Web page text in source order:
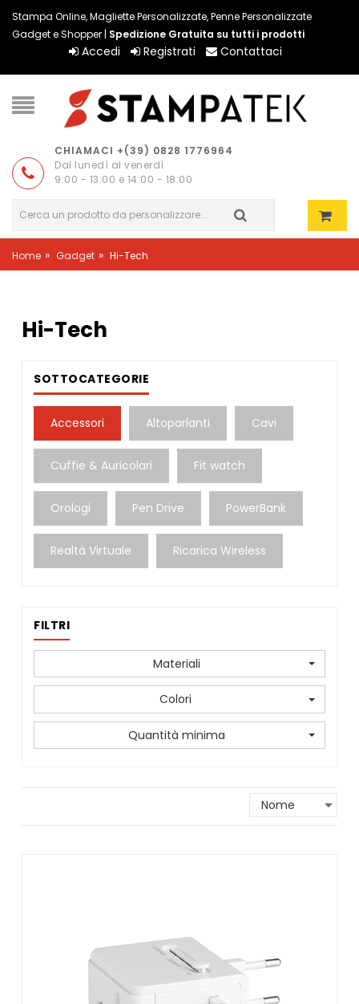
Stampa Online, Magliette Personalizzate, Penne Personalizzate
Gadget e Shopper | Spedizione Gratuita su tutti i prodotti
Accedi Registrati Contattaci
CHIAMACI +(39) 0828 1776964
Dal lunedì al venerdì
9:00 - 13:00 e 14:00 - 18:00
Home » Gadget » Hi-Tech
Hi-Tech
SOTTOCATEGORIE
Accessori Altoparlanti Cavi
Cuffie & Auricolari Fit watch
Orologi Pen Drive PowerBank
Realtà Virtuale Ricarica Wireless
FILTRI
Materiali
Colori
Quantità minima